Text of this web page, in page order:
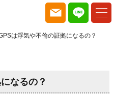
は浮気や不倫の証拠になるの？
なるの？